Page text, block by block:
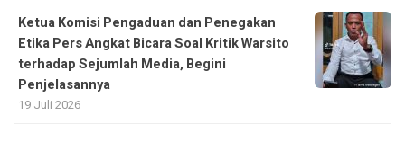
Ketua Komisi Pengaduan dan Penegakan
Etika Pers Angkat Bicara Soal Kritik Warsito
terhadap Sejumlah Media, Begini
Penjelasannya
19 Juli 2026